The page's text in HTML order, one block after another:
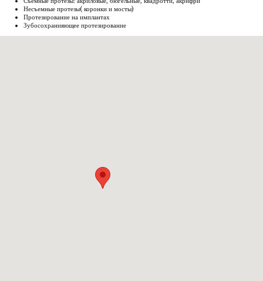
Несъемные протезы( коронки и мосты)
Протезирование на имплантах
Зубосохранияющее протезирование